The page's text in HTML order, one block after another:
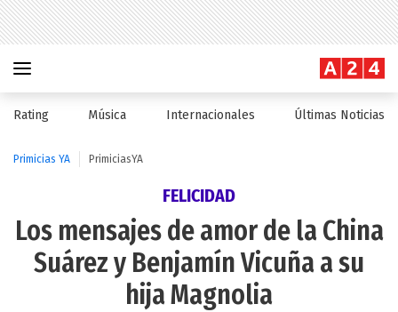
Rating Música Internacionales Últimas Noticias
Primicias YA PrimiciasYA
FELICIDAD
Los mensajes de amor de la China
Suárez y Benjamín Vicuña a su
hija Magnolia